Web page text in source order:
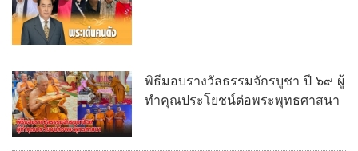
พิธีมอบรางวัลธรรมจักรบูชา ปี ๖๙ ผู้
ทำคุณประโยชน์ต่อพระพุทธศาสนา